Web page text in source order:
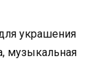
украшения
музыкальная